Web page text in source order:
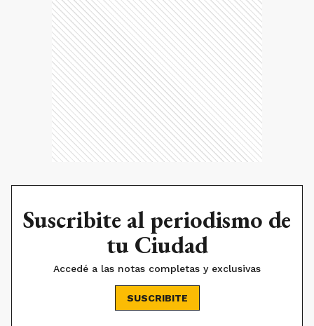
Suscribite al periodismo de
tu Ciudad
Accedé a las notas completas y exclusivas
SUSCRIBITE